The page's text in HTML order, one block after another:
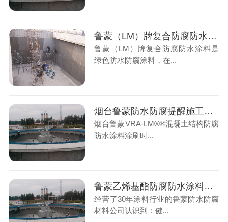
鲁蒙（LM）牌复合防腐防水涂料涂膜可直接与饮用水接触，做到绿色符合饮用水标准
鲁蒙（LM）牌复合防腐防水涂料是
绿色防水防腐涂料，在...
烟台鲁蒙防水防腐提醒施工者要严格按照涂刷要求才能确保防腐防水工程保质保量
烟台鲁蒙VRA-LM®®混凝土结构防腐
防水涂料涂刷时...
鲁蒙乙烯基酯防腐防水涂料不起泡、不脱落
经营了30年涂料行业的鲁蒙防水防腐
材料公司认识到：健...